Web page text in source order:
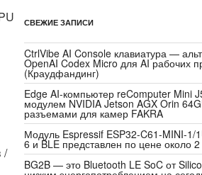
/
СВЕЖИЕ ЗАПИСИ
CtrlVibe AI Console клавиатура —
OpenAI Codex Micro для AI рабочих
(Краудфандинг)
Edge AI-компьютер reComputer Mini
модулем NVIDIA Jetson AGX Orin
разъемами для камер FAKRA
Модуль Espressif ESP32-C61-MINI-1/
6 и BLE представлен по цене около
BG2B — это Bluetooth LE SoC от